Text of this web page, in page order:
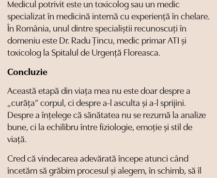
Medicul potrivit este un toxicolog sau un medic
specializat în medicină internă cu experiență în chelare.
În România, unul dintre specialiștii recunoscuți în
domeniu este Dr. Radu Țincu, medic primar ATI și
toxicolog la Spitalul de Urgență Floreasca.
Concluzie
Această etapă din viața mea nu este doar despre a
„curăța” corpul, ci despre a-l asculta și a-l sprijini.
Despre a înțelege că sănătatea nu se rezumă la analize
bune, ci la echilibru între fiziologie, emoție și stil de
viață.
Cred că vindecarea adevărată începe atunci când
încetăm să grăbim procesul și alegem, în schimb, să îl